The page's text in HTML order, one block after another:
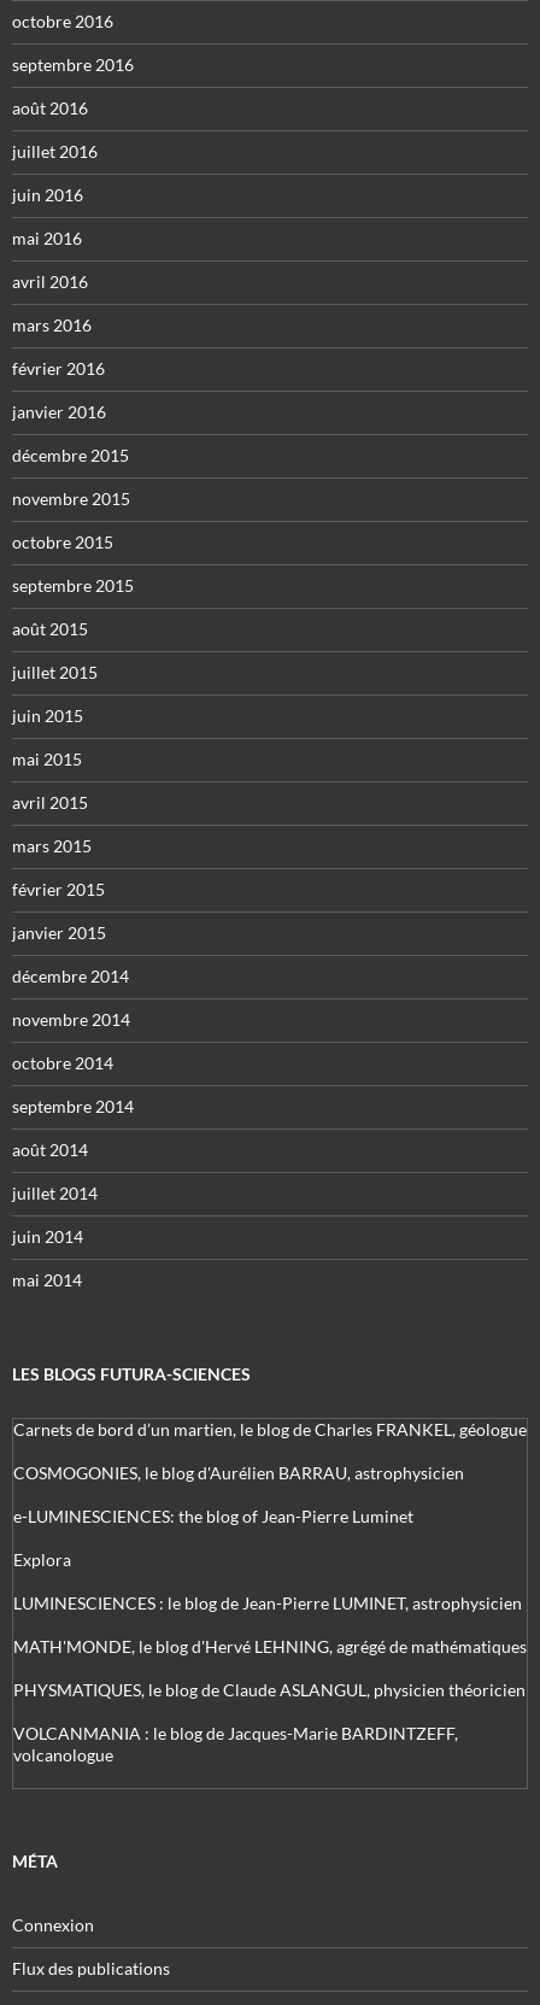
octobre 2016
septembre 2016
août 2016
juillet 2016
juin 2016
mai 2016
avril 2016
mars 2016
février 2016
janvier 2016
décembre 2015
novembre 2015
octobre 2015
septembre 2015
août 2015
juillet 2015
juin 2015
mai 2015
avril 2015
mars 2015
février 2015
janvier 2015
décembre 2014
novembre 2014
octobre 2014
septembre 2014
août 2014
juillet 2014
juin 2014
mai 2014
LES BLOGS FUTURA-SCIENCES
Carnets de bord d’un martien, le blog de Charles FRANKEL, géologue
COSMOGONIES, le blog d'Aurélien BARRAU, astrophysicien
e-LUMINESCIENCES: the blog of Jean-Pierre Luminet
Explora
LUMINESCIENCES : le blog de Jean-Pierre LUMINET, astrophysicien
MATH'MONDE, le blog d'Hervé LEHNING, agrégé de mathématiques
PHYSMATIQUES, le blog de Claude ASLANGUL, physicien théoricien
VOLCANMANIA : le blog de Jacques-Marie BARDINTZEFF,
volcanologue
MÉTA
Connexion
Flux des publications